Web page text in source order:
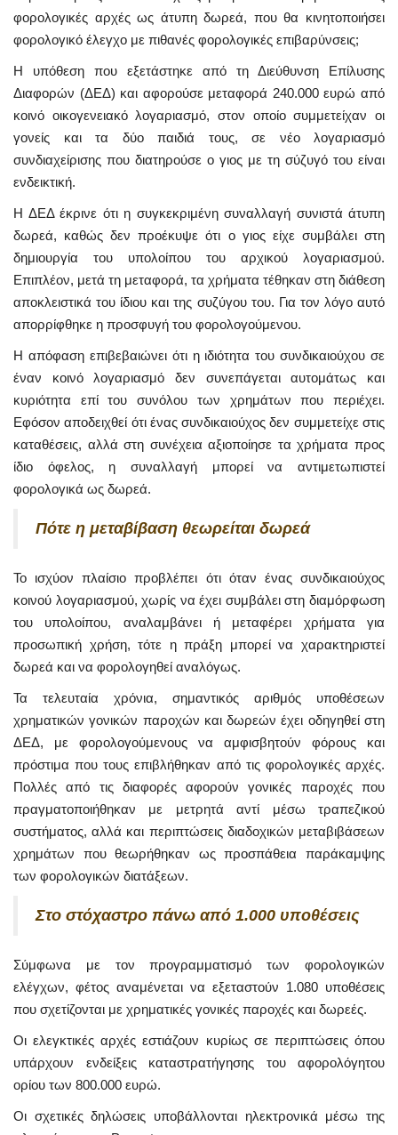
φορολογικές αρχές ως άτυπη δωρεά, που θα κινητοποιήσει
φορολογικό έλεγχο με πιθανές φορολογικές επιβαρύνσεις;
Η υπόθεση που εξετάστηκε από τη Διεύθυνση Επίλυσης
Διαφορών (ΔΕΔ) και αφορούσε μεταφορά 240.000 ευρώ από
κοινό οικογενειακό λογαριασμό, στον οποίο συμμετείχαν οι
γονείς και τα δύο παιδιά τους, σε νέο λογαριασμό
συνδιαχείρισης που διατηρούσε ο γιος με τη σύζυγό του είναι
ενδεικτική.
Η ΔΕΔ έκρινε ότι η συγκεκριμένη συναλλαγή συνιστά άτυπη
δωρεά, καθώς δεν προέκυψε ότι ο γιος είχε συμβάλει στη
δημιουργία του υπολοίπου του αρχικού λογαριασμού.
Επιπλέον, μετά τη μεταφορά, τα χρήματα τέθηκαν στη διάθεση
αποκλειστικά του ίδιου και της συζύγου του. Για τον λόγο αυτό
απορρίφθηκε η προσφυγή του φορολογούμενου.
Η απόφαση επιβεβαιώνει ότι η ιδιότητα του συνδικαιούχου σε
έναν κοινό λογαριασμό δεν συνεπάγεται αυτομάτως και
κυριότητα επί του συνόλου των χρημάτων που περιέχει.
Εφόσον αποδειχθεί ότι ένας συνδικαιούχος δεν συμμετείχε στις
καταθέσεις, αλλά στη συνέχεια αξιοποίησε τα χρήματα προς
ίδιο όφελος, η συναλλαγή μπορεί να αντιμετωπιστεί
φορολογικά ως δωρεά.
Πότε η μεταβίβαση θεωρείται δωρεά
Το ισχύον πλαίσιο προβλέπει ότι όταν ένας συνδικαιούχος
κοινού λογαριασμού, χωρίς να έχει συμβάλει στη διαμόρφωση
του υπολοίπου, αναλαμβάνει ή μεταφέρει χρήματα για
προσωπική χρήση, τότε η πράξη μπορεί να χαρακτηριστεί
δωρεά και να φορολογηθεί αναλόγως.
Τα τελευταία χρόνια, σημαντικός αριθμός υποθέσεων
χρηματικών γονικών παροχών και δωρεών έχει οδηγηθεί στη
ΔΕΔ, με φορολογούμενους να αμφισβητούν φόρους και
πρόστιμα που τους επιβλήθηκαν από τις φορολογικές αρχές.
Πολλές από τις διαφορές αφορούν γονικές παροχές που
πραγματοποιήθηκαν με μετρητά αντί μέσω τραπεζικού
συστήματος, αλλά και περιπτώσεις διαδοχικών μεταβιβάσεων
χρημάτων που θεωρήθηκαν ως προσπάθεια παράκαμψης
των φορολογικών διατάξεων.
Στο στόχαστρο πάνω από 1.000 υποθέσεις
Σύμφωνα με τον προγραμματισμό των φορολογικών
ελέγχων, φέτος αναμένεται να εξεταστούν 1.080 υποθέσεις
που σχετίζονται με χρηματικές γονικές παροχές και δωρεές.
Οι ελεγκτικές αρχές εστιάζουν κυρίως σε περιπτώσεις όπου
υπάρχουν ενδείξεις καταστρατήγησης του αφορολόγητου
ορίου των 800.000 ευρώ.
Οι σχετικές δηλώσεις υποβάλλονται ηλεκτρονικά μέσω της